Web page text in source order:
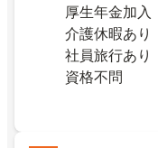
厚生年金加入
介護休暇あり
社員旅行あり
資格不問